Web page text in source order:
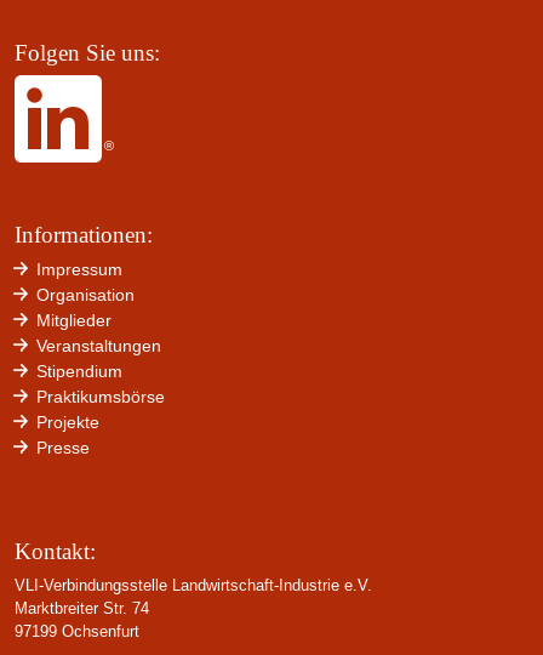
Folgen Sie uns:
Informationen:
Impressum
Organisation
Mitglieder
Veranstaltungen
Stipendium
Praktikumsbörse
Projekte
Presse
Kontakt:
VLI-Verbindungsstelle Landwirtschaft-Industrie e.V.
Marktbreiter Str. 74
97199 Ochsenfurt